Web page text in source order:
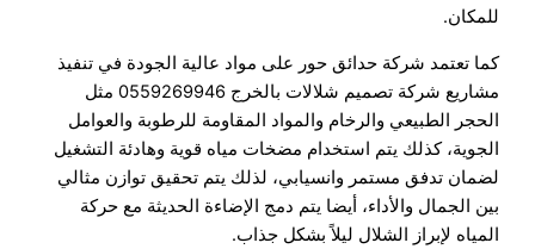
للمكان.
كما تعتمد شركة حدائق حور على مواد عالية الجودة في تنفيذ
مشاريع شركة تصميم شلالات بالخرج 0559269946 مثل
الحجر الطبيعي والرخام والمواد المقاومة للرطوبة والعوامل
الجوية، كذلك يتم استخدام مضخات مياه قوية وهادئة التشغيل
لضمان تدفق مستمر وانسيابي، لذلك يتم تحقيق توازن مثالي
بين الجمال والأداء، أيضا يتم دمج الإضاءة الحديثة مع حركة
المياه لإبراز الشلال ليلاً بشكل جذاب.